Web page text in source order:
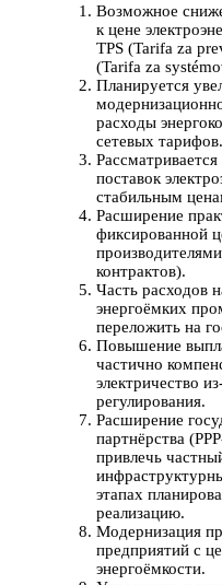
Возможное
к цене
TPS (Tarifa za
(Tarifa za
Планируется
расходы
сетевых тарифов.
поставок
стабильным
Расширение
фиксированной
контрактов).
Часть расходов
энергоёмких
переложить на
Повышение
частично
электричество
регулирования.
Расширение
партнёрства
привлечь
этапах
реализацию.
Модернизация
предприятий с
энергоёмкости.